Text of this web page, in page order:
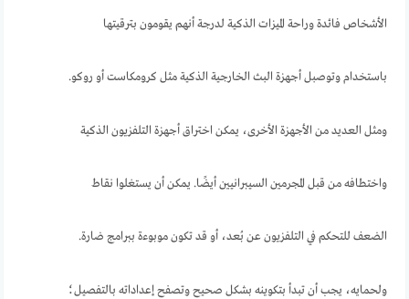
الأشخاص فائدة وراحة الميزات الذكية لدرجة أنهم يقومون بترقيتها
باستخدام وتوصبل أجهزة البث الخارجية الذكية مثل كرومكاست أو روكو.
ومثل العديد من الأجهزة الأخرى، يمكن اختراق أجهزة التلفزيون الذكية
واختطافه من قبل المجرمين السيبرانيين أيضًا. يمكن أن يستغلوا نقاط
الضعف للتحكم في التلفزيون عن بُعد، أو قد تكون موبوءة ببرامج ضارة.
ولحمايه، يجب أن تبدأ بتكوينه بشكل صحيح وتصفح إعداداته بالتفصيل؛